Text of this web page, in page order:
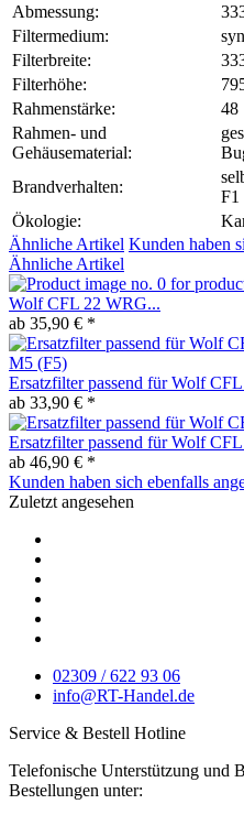
Abmessung:
Filtermedium:
Filterbreite:
Filterhöhe:
Rahmenstärke:
48
Rahmen- und
Gehäusematerial:
Brandverhalten:
F1
Ökologie:
Ähnliche Artikel Kunden haben
Ähnliche Artikel
Wolf CFL 22 WRG...
ab 35,90 € *
Ersatzfilter passend für Wolf
ab 33,90 € *
Ersatzfilter passend für Wolf
ab 46,90 € *
Kunden haben sich ebenfalls
Zuletzt angesehen
02309 / 622 93 06
info@RT-Handel.de
Service & Bestell Hotline
Telefonische Unterstützung und
Bestellungen unter: